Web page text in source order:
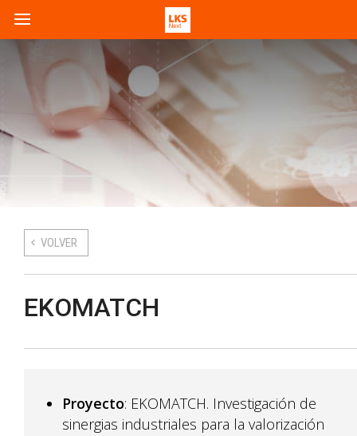
VOLVER
EKOMATCH
Proyecto: EKOMATCH. Investigación de
sinergias industriales para la valorización